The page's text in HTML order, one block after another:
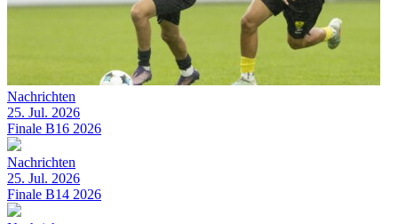
Nachrichten
25. Jul. 2026
Finale B16 2026
Nachrichten
25. Jul. 2026
Finale B14 2026